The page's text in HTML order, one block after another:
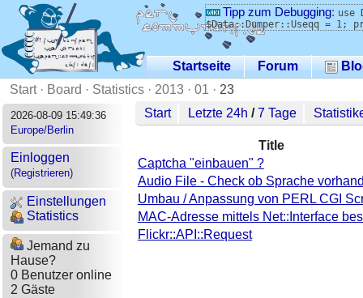
Tipp zum Debugging: use
$Data::Dumper::Useqq = 1;
Startseite Forum
Start· Board · Statistics · 2013 · 01 · 23
2026-08-09 15:49:36
Europe/Berlin
Einloggen
(Registrieren)
Einstellungen
Statistics
Jemand zu
Hause?
0 Benutzer online
2 Gäste
Start Letzte 24h /7 Tage
Title
Captcha "einbauen" ?
Audio File - Check ob Sprache
Umbau / Anpassung von PERL CGI
MAC-Adresse mittels Net::Interface
Flickr::API::Request